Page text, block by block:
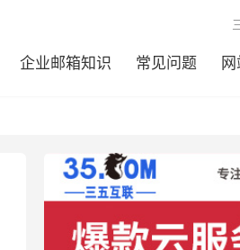
企业邮箱知识 常见问题